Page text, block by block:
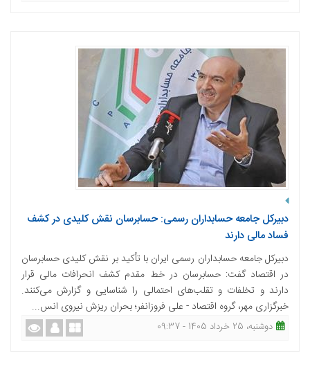
دبیرکل جامعه حسابداران رسمی: حسابرسان نقش کلیدی در کشف
فساد مالی دارند
دبیرکل جامعه حسابداران رسمی ایران با تأکید بر نقش کلیدی حسابرسان
در اقتصاد گفت: حسابرسان در خط مقدم کشف انحرافات مالی قرار
دارند و تخلفات و تقلب‌های احتمالی را شناسایی و گزارش می‌کنند.
خبرگزاری مهر، گروه اقتصاد - علی فروزانفر؛ بحران ریزش نیروی انس...
دوشنبه، 25 خرداد 1405 - 09:37